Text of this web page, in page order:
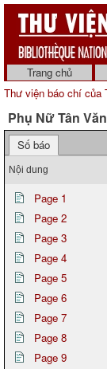
Trang chủ
Thư viện báo chí của
Phụ Nữ Tân
Số báo
Nội dung
Page 1
Page 2
Page 3
Page 4
Page 5
Page 6
Page 7
Page 8
Page 9